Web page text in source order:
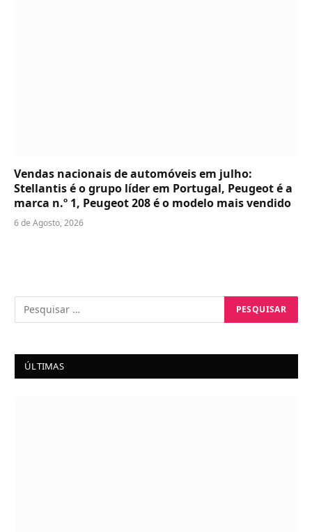
Vendas nacionais de automóveis em julho:
Stellantis é o grupo líder em Portugal, Peugeot é a
marca n.º 1, Peugeot 208 é o modelo mais vendido
6 de Agosto, 2026
ÚLTIMAS